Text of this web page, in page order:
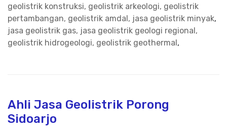
geolistrik konstruksi, geolistrik arkeologi, geolistrik
pertambangan, geolistrik amdal, jasa geolistrik minyak,
jasa geolistrik gas, jasa geolistrik geologi regional,
geolistrik hidrogeologi, geolistrik geothermal ,
Ahli Jasa Geolistrik Porong
Sidoarjo